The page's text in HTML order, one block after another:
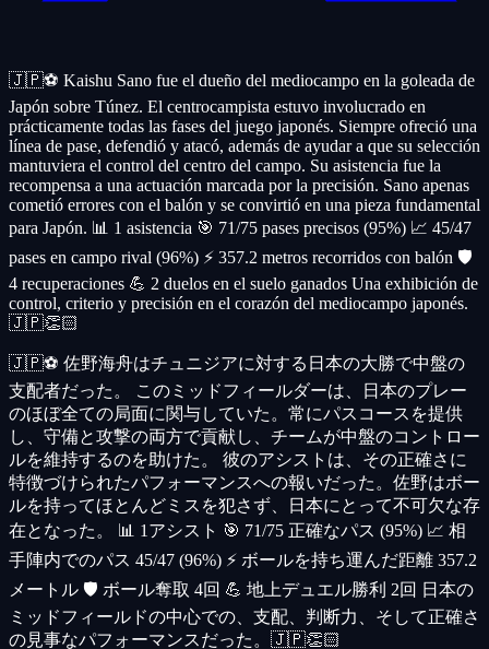
🇯🇵⚽ Kaishu Sano fue el dueño del mediocampo en la goleada de
Japón sobre Túnez. El centrocampista estuvo involucrado en
prácticamente todas las fases del juego japonés. Siempre ofreció una
línea de pase, defendió y atacó, además de ayudar a que su selección
mantuviera el control del centro del campo. Su asistencia fue la
recompensa a una actuación marcada por la precisión. Sano apenas
cometió errores con el balón y se convirtió en una pieza fundamental
para Japón. 📊 1 asistencia 🎯 71/75 pases precisos (95%) 📈 45/47
pases en campo rival (96%) ⚡ 357.2 metros recorridos con balón 🛡️
4 recuperaciones 💪 2 duelos en el suelo ganados Una exhibición de
control, criterio y precisión en el corazón del mediocampo japonés.
🇯🇵👏🏻
🇯🇵⚽ 佐野海舟はチュニジアに対する日本の大勝で中盤の
支配者だった。 このミッドフィールダーは、日本のプレー
のほぼ全ての局面に関与していた。常にパスコースを提供
し、守備と攻撃の両方で貢献し、チームが中盤のコントロー
ルを維持するのを助けた。 彼のアシストは、その正確さに
特徴づけられたパフォーマンスへの報いだった。佐野はボー
ルを持ってほとんどミスを犯さず、日本にとって不可欠な存
在となった。 📊 1アシスト 🎯 71/75 正確なパス (95%) 📈 相
手陣内でのパス 45/47 (96%) ⚡ ボールを持ち運んだ距離 357.2
メートル 🛡️ ボール奪取 4回 💪 地上デュエル勝利 2回 日本の
ミッドフィールドの中心での、支配、判断力、そして正確さ
の見事なパフォーマンスだった。🇯🇵👏🏻